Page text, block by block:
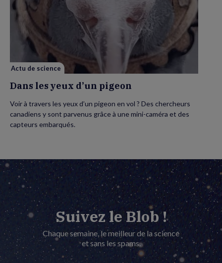
Actu de science
Dans les yeux d’un pigeon
Voir à travers les yeux d’un pigeon en vol ? Des chercheurs
canadiens y sont parvenus grâce à une mini-caméra et des
capteurs embarqués.
Suivez le Blob !
Chaque semaine, le meilleur de la science
et sans les spams.